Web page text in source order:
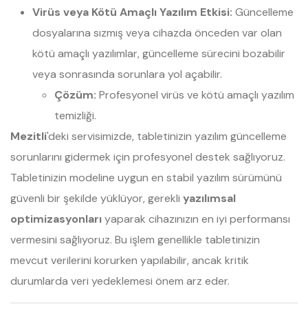
Virüs veya Kötü Amaçlı Yazılım Etkisi: Güncelleme
dosyalarına sızmış veya cihazda önceden var olan
kötü amaçlı yazılımlar, güncelleme sürecini bozabilir
veya sonrasında sorunlara yol açabilir.
Çözüm: Profesyonel virüs ve kötü amaçlı yazılım
temizliği.
Mezitli'deki servisimizde, tabletinizin yazılım güncelleme
sorunlarını gidermek için profesyonel destek sağlıyoruz.
Tabletinizin modeline uygun en stabil yazılım sürümünü
güvenli bir şekilde yüklüyor, gerekli yazılımsal
optimizasyonlarıyaparak cihazınızın en iyi performansı
vermesini sağlıyoruz. Bu işlem genellikle tabletinizin
mevcut verilerini korurken yapılabilir, ancak kritik
durumlarda veri yedeklemesi önem arz eder.